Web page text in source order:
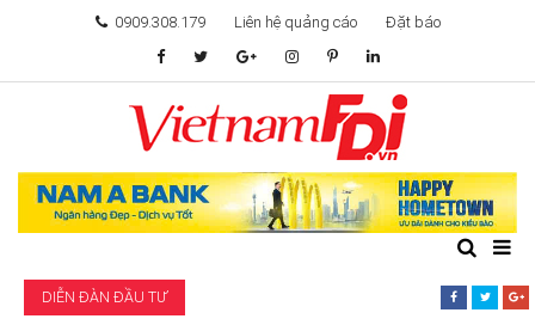
0909.308.179 Liên hệ quảng cáo Đặt báo
TÂM ĐIỂM ĐẦU TƯ
TÀI CHÍNH
KHỞI NGHIỆP
DIỄN ĐÀN ĐẦU TƯ